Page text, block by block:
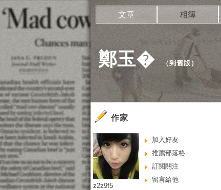
鄭玉� （到舊版 ）
文章 相簿
作家
加入好友
推薦部落格
訂閱關注
留言給他
z2z9f5